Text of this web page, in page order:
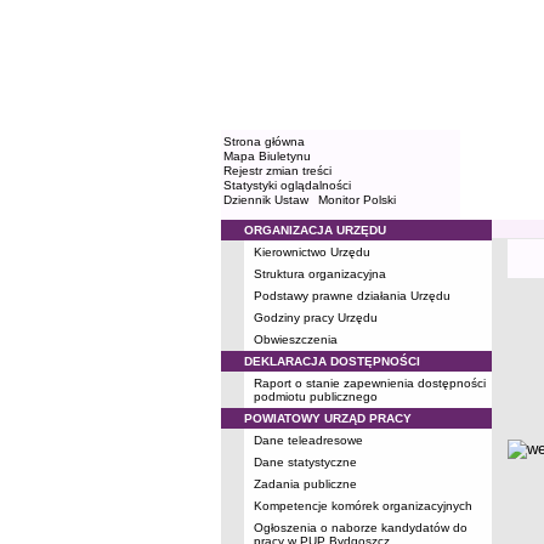
Strona główna
Mapa Biuletynu
Rejestr zmian treści
Statystyki oglądalności
Dziennik Ustaw
Monitor Polski
Menu
ORGANIZACJA URZĘDU
Kierownictwo Urzędu
Struktura organizacyjna
Podstawy prawne działania Urzędu
Godziny pracy Urzędu
Obwieszczenia
DEKLARACJA DOSTĘPNOŚCI
Raport o stanie zapewnienia dostępności
podmiotu publicznego
POWIATOWY URZĄD PRACY
Dane teleadresowe
Dane statystyczne
Zadania publiczne
Kompetencje komórek organizacyjnych
Ogłoszenia o naborze kandydatów do
pracy w PUP Bydgoszcz